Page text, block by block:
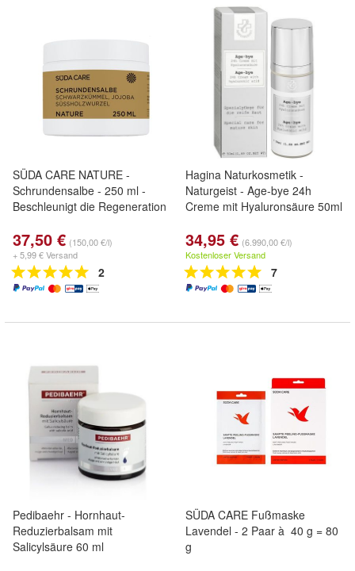
SÜDA CARE NATURE -
Schrundensalbe - 250 ml -
Beschleunigt die Regeneration
37,50 € (150,00 €/l)
+ 5,99 € Versand
2
Hagina Naturkosmetik -
Naturgeist - Age-bye 24h
Creme mit Hyaluronsäure 50ml
34,95 € (6.990,00 €/l)
Kostenloser Versand
7
Pedibaehr - Hornhaut-
Reduzierbalsam mit
Salicylsäure 60 ml
SÜDA CARE Fußmaske
Lavendel - 2 Paar à 40 g = 80
g